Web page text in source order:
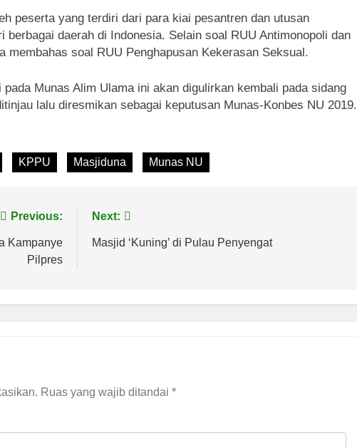
peserta yang terdiri dari para kiai pesantren dan utusan
berbagai daerah di Indonesia. Selain soal RUU Antimonopoli dan
membahas soal RUU Penghapusan Kekerasan Seksual.
Munas Alim Ulama ini akan digulirkan kembali pada sidang
lalu diresmikan sebagai keputusan Munas-Konbes NU 2019.
KPPU Masjiduna Munas NU
Previous:
Kampanye
Pilpres
Next:
Masjid ‘Kuning’ di Pulau Penyengat
Ruas yang wajib ditandai *